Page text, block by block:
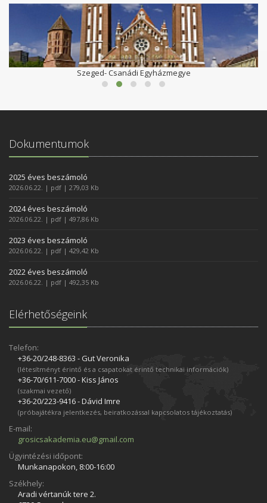
Szeged- Csanádi Egyházmegye
Dokumentumok
2025 éves beszámoló
2026.06.22. | pdf | 279,03 Kb
2024 éves beszámoló
2026.06.22. | pdf | 497,86 Kb
2023 éves beszámoló
2026.06.22. | pdf | 429,42 Kb
2022 éves beszámoló
2026.06.22. | pdf | 492,35 Kb
Elérhetőségeink
Telefon:
+36-20/248­-8363 - Gut Veronika
(létesítményt érintő és a csapatokat érintő technikai információk)
+36-70/611­-7000 - Kiss János
(szakmai vezető)
+36-20/223­-9416 - Dávid Imre
(próbajátékra jelentkezés, beiratkozással kapcsolatos tájékoztatás)
E-mail:
grosicsakademia.eu@gmail.com
Ügyintézési időpont:
Munkanapokon, 8:00-16:00
Székhely:
Aradi vértanúk tere 2.